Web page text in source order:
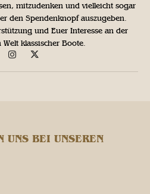
mitzudenken und vielleicht sogar
den Spendenknopf auszugeben.
und Euer Interesse an der
klassischer Boote.
UNS BEI UNSEREN